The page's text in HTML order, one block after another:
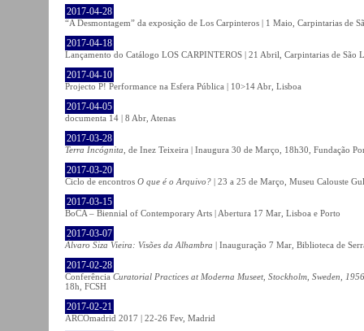
2017-04-28
“A Desmontagem” da exposição de Los Carpinteros | 1 Maio, Carpintarias de
2017-04-18
Lançamento do Catálogo LOS CARPINTEROS | 21 Abril, Carpintarias de São
2017-04-10
Projecto P! Performance na Esfera Pública | 10>14 Abr, Lisboa
2017-04-05
documenta 14 | 8 Abr, Atenas
2017-03-28
Terra Incógnita , de Inez Teixeira | Inaugura 30 de Março, 18h30, Fundação
2017-03-20
Ciclo de encontros O que é o Arquivo? | 23 a 25 de Março, Museu Calouste
2017-03-15
BoCA – Biennial of Contemporary Arts | Abertura 17 Mar, Lisboa e Porto
2017-03-07
Álvaro Siza Vieira: Visões da Alhambra | Inauguração 7 Mar, Biblioteca de
2017-02-28
Conferência Curatorial Practices at Moderna Museet, Stockholm, Sweden,
18h, FCSH
2017-02-21
ARCOmadrid 2017 | 22-26 Fev, Madrid